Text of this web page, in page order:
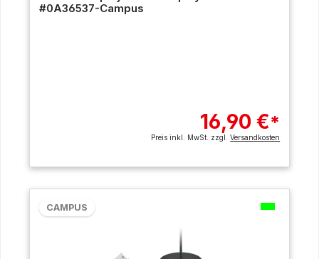
#0A36537-Campus
16,90 €*
Preis inkl. MwSt. zzgl.Versandkosten
CAMPUS